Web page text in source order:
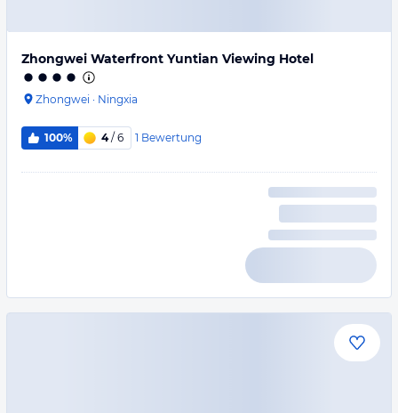
Zhongwei Waterfront Yuntian Viewing Hotel
Zhongwei · Ningxia
100% 4/ 6 1 Bewertung